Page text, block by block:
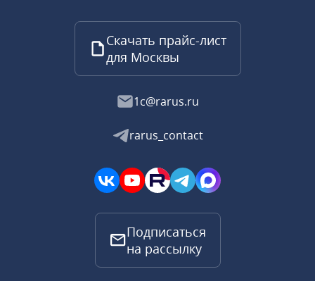
Скачать прайс-лист
для Москвы
1c@rarus.ru
rarus_contact
Подписаться
на рассылку